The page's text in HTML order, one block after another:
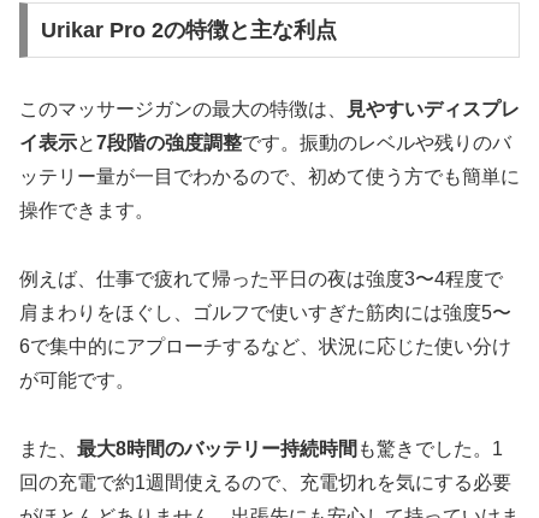
Urikar Pro 2の特徴と主な利点
このマッサージガンの最大の特徴は、
見やすいディスプレ
イ表示と7段階の強度調整です。振動のレベルや残りのバ
ッテリー量が一目でわかるので、初めて使う方でも簡単に
操作できます。
例えば、仕事で疲れて帰った平日の夜は強度3〜4程度で
肩まわりをほぐし、ゴルフで使いすぎた筋肉には強度5〜
6で集中的にアプローチするなど、状況に応じた使い分け
が可能です。
また、 最大8時間のバッテリー持続時間 も驚きでした。1
回の充電で約1週間使えるので、充電切れを気にする必要